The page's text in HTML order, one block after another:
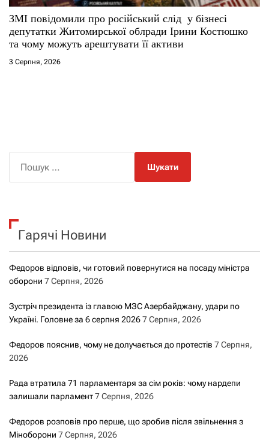
ЗМІ повідомили про російський слід у бізнесі
депутатки Житомирської облради Ірини Костюшко
та чому можуть арештувати її активи
3 Серпня, 2026
к
Гарячі Новини
Федоров відповів, чи готовий повернутися на посаду міністра
оборони 7 Серпня, 2026
Зустріч президента із главою МЗС Азербайджану, удари по
Україні. Головне за 6 серпня 20267 Серпня, 2026
Федоров пояснив, чому не долучається до протестів 7 Серпня,
2026
Рада втратила 71 парламентаря за сім років: чому нардепи
залишали парламент7 Серпня, 2026
Федоров розповів про перше, що зробив після звільнення з
Міноборони 7 Серпня, 2026